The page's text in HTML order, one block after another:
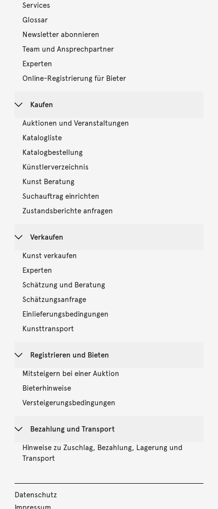
Services
Glossar
Newsletter abonnieren
Team und Ansprechpartner
Experten
Online-Registrierung für Bieter
Kaufen
Auktionen und Veranstaltungen
Katalogliste
Katalogbestellung
Künstlerverzeichnis
Kunst Beratung
Suchauftrag einrichten
Zustandsberichte anfragen
Verkaufen
Kunst verkaufen
Experten
Schätzung und Beratung
Schätzungsanfrage
Einlieferungsbedingungen
Kunsttransport
Registrieren und Bieten
Mitsteigern bei einer Auktion
Bieterhinweise
Versteigerungsbedingungen
Bezahlung und Transport
Hinweise zu Zuschlag, Bezahlung, Lagerung und
Transport
Datenschutz